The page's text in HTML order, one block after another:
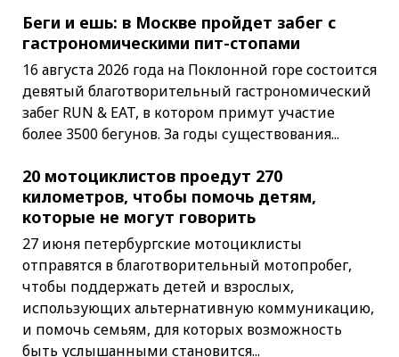
Беги и ешь: в Москве пройдет забег с
гастрономическими пит-стопами
16 августа 2026 года на Поклонной горе состоится
девятый благотворительный гастрономический
забег RUN & EAT, в котором примут участие
более 3500 бегунов. За годы существования...
20 мотоциклистов проедут 270
километров, чтобы помочь детям,
которые не могут говорить
27 июня петербургские мотоциклисты
отправятся в благотворительный мотопробег,
чтобы поддержать детей и взрослых,
использующих альтернативную коммуникацию,
и помочь семьям, для которых возможность
быть услышанными становится...